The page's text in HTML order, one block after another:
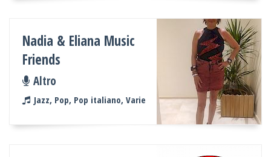
Nadia & Eliana Music
Friends
Altro
Jazz, Pop, Pop italiano, Varie